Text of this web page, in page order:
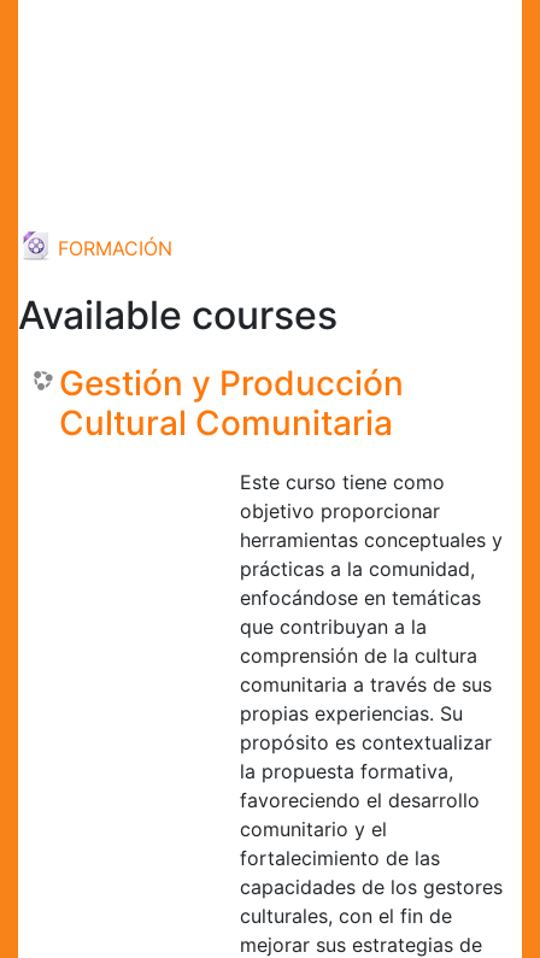
FORMACIÓN
URL
Available courses
Gestión y Producción
Cultural Comunitaria
Este curso tiene como
objetivo proporcionar
herramientas conceptuales y
prácticas a la comunidad,
enfocándose en temáticas
que contribuyan a la
comprensión de la cultura
comunitaria a través de sus
propias experiencias. Su
propósito es contextualizar
la propuesta formativa,
favoreciendo el desarrollo
comunitario y el
fortalecimiento de las
capacidades de los gestores
culturales, con el fin de
mejorar sus estrategias de